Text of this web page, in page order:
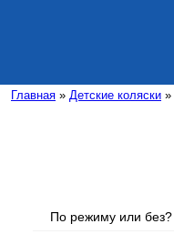
Главная » Детские коляски »
По режиму или без?